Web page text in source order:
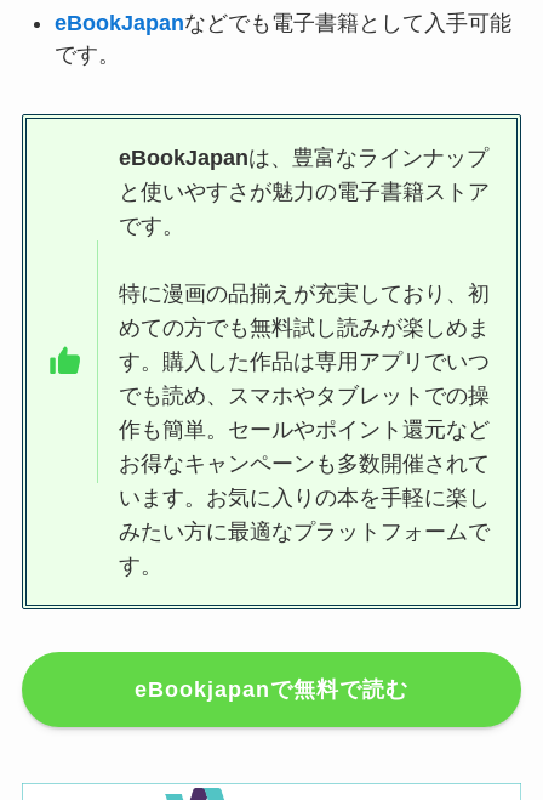
eBookJapanなどでも電子書籍として入手可能
です。
eBookJapanは、豊富なラインナップ
と使いやすさが魅力の電子書籍ストア
です。
特に漫画の品揃えが充実しており、初
めての方でも無料試し読みが楽しめま
す。購入した作品は専用アプリでいつ
でも読め、スマホやタブレットでの操
作も簡単。セールやポイント還元など
お得なキャンペーンも多数開催されて
います。お気に入りの本を手軽に楽し
みたい方に最適なプラットフォームで
す。
eBookjapanで無料で読む